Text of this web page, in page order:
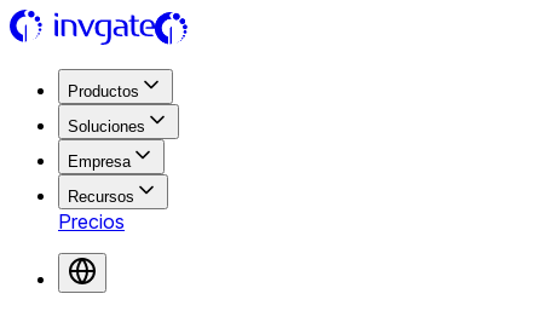
Productos
Soluciones
Empresa
Recursos
Precios